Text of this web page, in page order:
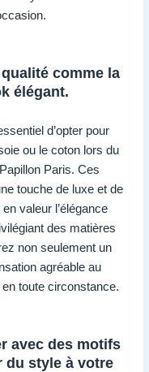
comme la
élégant.
d’opter pour
ou le coton lors du
Paris. Ces
touche de luxe et de
valeur l’élégance
des matières
non seulement un
agréable au
toute circonstance.
avec des motifs
du style à votre